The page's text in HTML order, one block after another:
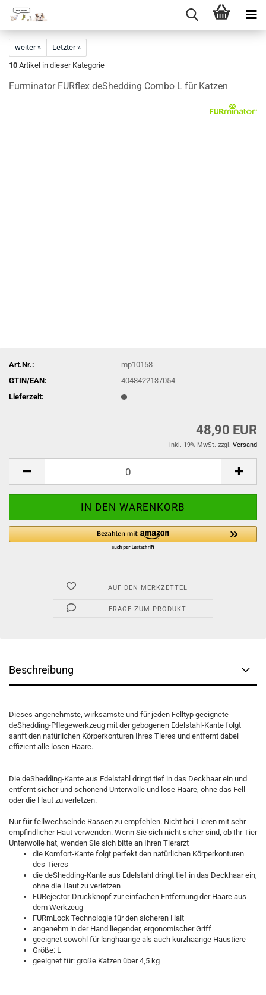
Hauptinhalt
weiter »
Letzter »
10 Artikel in dieser Kategorie
Furminator FURflex deShedding Combo L für Katzen
Art.Nr.:
mp10158
GTIN/EAN:
4048422137054
Lieferzeit:
48,90 EUR
inkl. 19% MwSt. zzgl. Versand
AUF DEN MERKZETTEL
FRAGE ZUM PRODUKT
Beschreibung
Dieses angenehmste, wirksamste und für jeden Felltyp geeignete
deShedding-Pflegewerkzeug mit der gebogenen Edelstahl-Kante folgt
sanft den natürlichen Körperkonturen Ihres Tieres und entfernt dabei
effizient alle losen Haare.
Die deShedding-Kante aus Edelstahl dringt tief in das Deckhaar ein und
entfernt sicher und schonend Unterwolle und lose Haare, ohne das Fell
oder die Haut zu verletzen.
Nur für fellwechselnde Rassen zu empfehlen. Nicht bei Tieren mit sehr
empfindlicher Haut verwenden. Wenn Sie sich nicht sicher sind, ob Ihr Tier
Unterwolle hat, wenden Sie sich bitte an Ihren Tierarzt
die Komfort-Kante folgt perfekt den natürlichen Körperkonturen
des Tieres
die deShedding-Kante aus Edelstahl dringt tief in das Deckhaar ein,
ohne die Haut zu verletzen
FURejector-Druckknopf zur einfachen Entfernung der Haare aus
dem Werkzeug
FURmLock Technologie für den sicheren Halt
angenehm in der Hand liegender, ergonomischer Griff
geeignet sowohl für langhaarige als auch kurzhaarige Haustiere
Größe: L
geeignet für: große Katzen über 4,5 kg